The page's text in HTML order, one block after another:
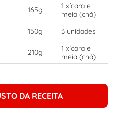
165g
1 xícara e
meia (chá)
150g 3 unidades
210g
1 xícara e
meia (chá)
DA RECEITA